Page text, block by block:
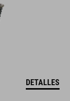
DETALLES